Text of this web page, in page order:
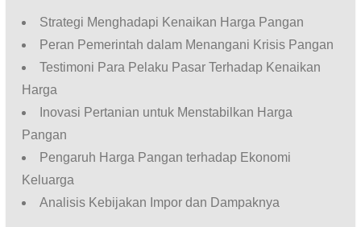
Strategi Menghadapi Kenaikan Harga Pangan
Peran Pemerintah dalam Menangani Krisis Pangan
Testimoni Para Pelaku Pasar Terhadap Kenaikan
Harga
Inovasi Pertanian untuk Menstabilkan Harga
Pangan
Pengaruh Harga Pangan terhadap Ekonomi
Keluarga
Analisis Kebijakan Impor dan Dampaknya